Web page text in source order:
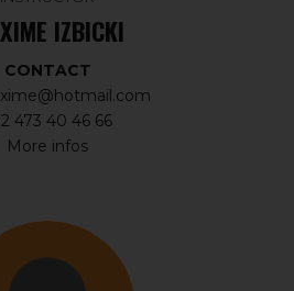
IZBICKI
CONTACT
473 40 46 66
More infos